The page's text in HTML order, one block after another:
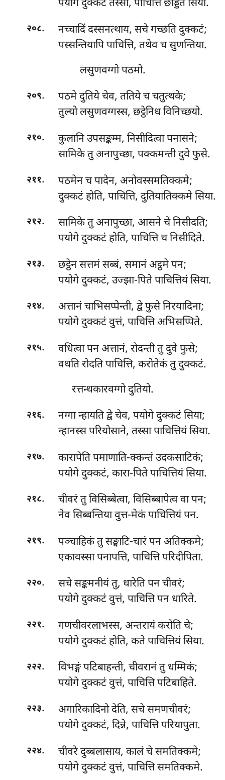
पयोगे दुक्कटं तस्सा, पाचित्ति छड्डिते सिया.
२०८. नच्चादिंदस्सनत्थाय, सचे गच्छति दुक्कटं;
पस्सन्तियापि पाचित्ति, तथेव च सुणन्तिया.
लसुणवग्गो पठमो.
२०९. पठमेदुतिये चेव, ततिये च चतुत्थके;
तुल्यो लसुणवग्गस्स, छट्ठेनिध विनिच्छयो.
२१०.
कुलानि उपसङ्कम्म, निसीदित्वा पनासने;
सामिके तु अनापुच्छा, पक्कमन्ती दुवे फुसे.
२११.
पठमेन च पादेन, अनोवस्समतिक्कमे;
दुक्कटं होति, पाचित्ति, दुतियातिक्कमे सिया.
२१२.
सामिके तु अनापुच्छा, आसने चे निसीदति;
पयोगे दुक्कटं होति, पाचित्ति च निसीदिते.
२१३.
छट्ठेन सत्तमं सब्बं, समानं अट्ठमे पन;
पयोगे दुक्कटं, उज्झा-पिते पाचित्तियं सिया.
२१४.
अत्तानं चाभिसप्पेन्ती, द्वे फुसे निरयादिना;
पयोगे दुक्कटं वुत्तं, पाचित्ति अभिसप्पिते.
२१५.
वधित्वा पन अत्तानं, रोदन्ती तु दुवे फुसे;
वधति रोदति पाचित्ति, करोतेकं तु दुक्कटं.
रत्तन्धकारवग्गो दुतियो.
२१६.
नग्गा न्हायति द्वे चेव, पयोगे दुक्कटं सिया;
न्हानस्स परियोसाने, तस्सा पाचित्तियं सिया.
२१७. कारापेतिपमाणाति-क्कन्तं उदकसाटिकं;
पयोगे दुक्कटं, कारा-पिते पाचित्तियं सिया.
२१८.
चीवरं तु विसिब्बेत्वा, विसिब्बापेत्व वा पन;
नेव सिब्बन्तिया वुत्त-मेकं पाचित्तियं पन.
२१९.
पञ्चाहिकं तु सङ्घाटि-चारं पन अतिक्कमे;
एकावस्सा पनापत्ति, पाचित्ति परिदीपिता.
२२०.
सचे सङ्कमनीयं तु, धारेति पन चीवरं;
पयोगे दुक्कटं वुत्तं, पाचित्ति पन धारिते.
२२१.
गणचीवरलाभस्स, अन्तरायं करोति चे;
पयोगे दुक्कटं होति, कते पाचित्तियं सिया.
२२२. विभङ्गंपटिबाहन्ती, चीवरानं तु धम्मिकं;
पयोगे दुक्कटं वुत्तं, पाचित्ति पटिबाहिते.
२२३.
अगारिकादिनो देति, सचे समणचीवरं;
पयोगे दुक्कटं, दिन्ने, पाचित्ति परियापुता.
२२४.
चीवरे दुब्बलासाय, कालं चे समतिक्कमे;
पयोगे दुक्कटं वुत्तं, पाचित्ति समतिक्कमे.